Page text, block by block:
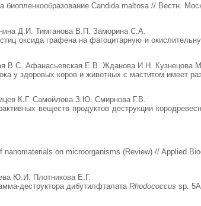
биопленкообразование Candida maltosa // Вестн.
Д.И. Тимганова В.П. Заморина С.А.
оксида графена на фагоцитарную и
В.С. Афанасьевская Е.В. Жданова И.Н. Кузнецова
у здоровых коров и животных с маститом имеет
К.Г. Самойлова З.Ю. Смирнова Г.В.
веществ продуктов деструкции
on microorganisms (Review) // Applied
Ю.И. Плотникова Е.Г.
деструктора дибутилфталата Rhodococcus sp.